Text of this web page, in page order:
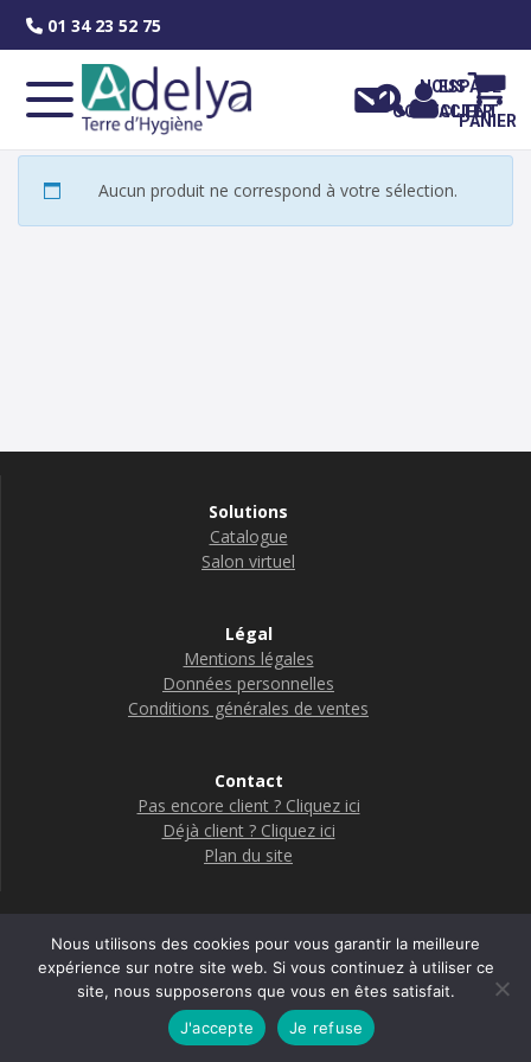
01 34 23 52 75
NOUS
CONTACTER
ESPACE
CLIENT
PANIER
Aucun produit ne correspond à votre sélection.
Solutions
Catalogue
Salon virtuel
Légal
Mentions légales
Données personnelles
Conditions générales de ventes
Contact
Pas encore client ? Cliquez ici
Déjà client ? Cliquez ici
Plan du site
Boutique Adelya Terre d Hygiène
© 2026 Adelya
Nous utilisons des cookies pour vous garantir la meilleure
expérience sur notre site web. Si vous continuez à utiliser ce
site, nous supposerons que vous en êtes satisfait.
J'accepte
Je refuse